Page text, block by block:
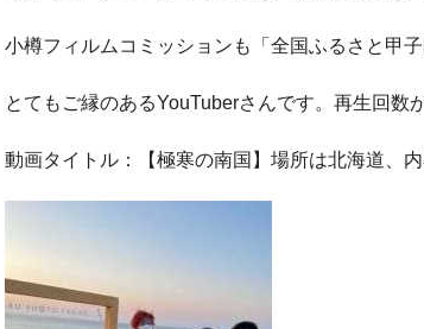
小樽フィルムコミッションも「全国ふるさと甲
とてもご縁のあるYouTuberさんです。再生回数
動画タイトル：【極寒の南国】場所は北海道、